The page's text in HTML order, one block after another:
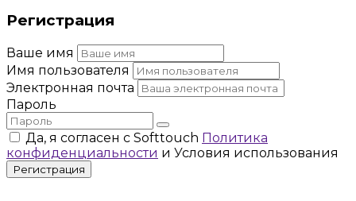
Регистрация
Ваше имя
Имя пользователя
Электронная почта
Пароль
Да, я согласен с Softtouch Политика
конфиденциальности и Условия использования
Регистрация